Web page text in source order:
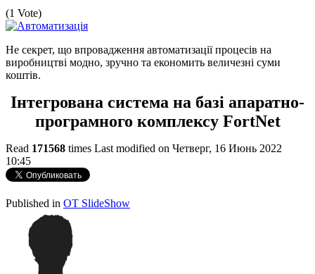
(1 Vote)
Не секрет, що впровадження автоматизації процесів на
виробництві модно, зручно та економить величезні суми
коштів.
Інтегрована система на базі апаратно-
програмного комплексу FortNet
Read 171568 times Last modified on Четверг, 16 Июнь 2022
10:45
http://evruka.com.ua/
Published in OT SlideShow